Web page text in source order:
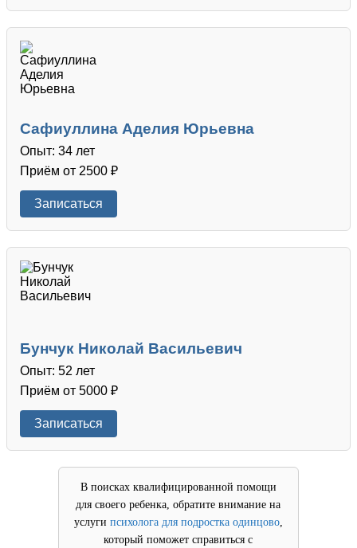
Сафиуллина Аделия Юрьевна
Опыт: 34 лет
Приём от 2500 ₽
Записаться
Бунчук Николай Васильевич
Опыт: 52 лет
Приём от 5000 ₽
Записаться
В поисках квалифицированной помощи
для своего ребенка, обратите внимание на
услуги психолога для подростка одинцово,
который поможет справиться с